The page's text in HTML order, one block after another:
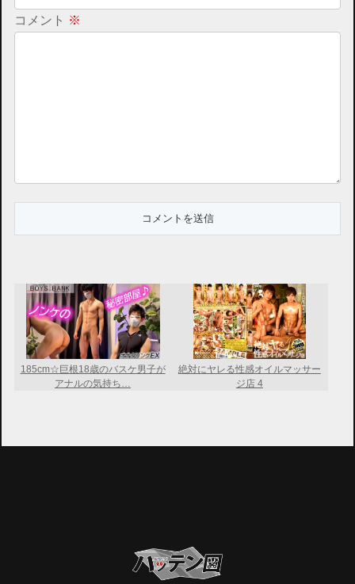
コメント ※
185cm☆巨根18歳のバスケ男子が
アナルの気持ち…
絶対にヤレる性感オイルマッサー
ジ店 4